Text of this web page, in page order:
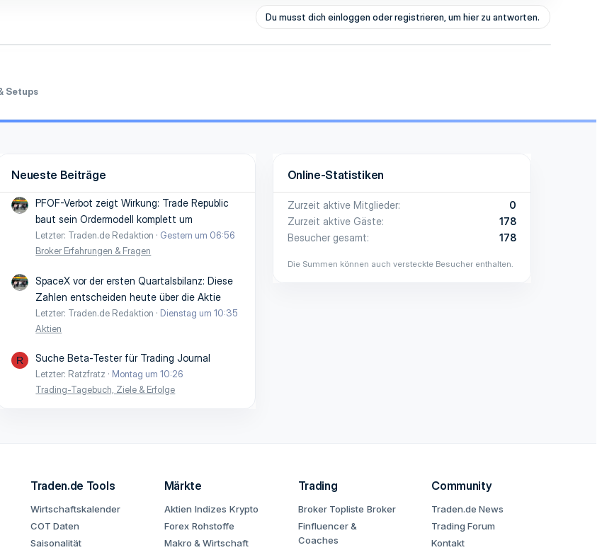
Du musst dich einloggen oder registrieren, um hier zu antworten.
Setups
Neueste Beiträge
PFOF-Verbot zeigt Wirkung: Trade Republic
baut sein Ordermodell komplett um
Letzter: Traden.de Redaktion
Gestern um 06:56
Broker Erfahrungen & Fragen
SpaceX vor der ersten Quartalsbilanz: Diese
Zahlen entscheiden heute über die Aktie
Letzter: Traden.de Redaktion
Dienstag um 10:35
Aktien
R Suche Beta-Tester für Trading Journal
Letzter: Ratzfratz
Montag um 10:26
Trading-Tagebuch, Ziele & Erfolge
Online-Statistiken
Zurzeit aktive Mitglieder
0
Zurzeit aktive Gäste
178
Besucher gesamt
178
Die Summen können auch versteckte Besucher enthalten.
Traden.de Tools
Wirtschaftskalender
COT Daten
Saisonalität
Märkte
Aktien Indizes Krypto
Forex Rohstoffe
Makro & Wirtschaft
Trading
Broker Topliste Broker
Finfluencer &
Coaches
Community
Traden.de News
Trading Forum
Kontakt